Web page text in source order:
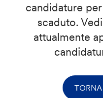
candidature
scaduto.
attualmente